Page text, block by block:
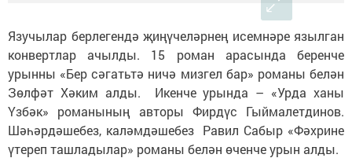
Язучылар берлегендә җиңүчеләрнең исемнәре язылган
конвертлар ачылды. 15 роман арасында беренче
урынны «Бер сәгатьтә ничә мизгел бар» романы белән
Зөлфәт Хәким алды. Икенче урында – «Урда ханы
Үзбәк» романының авторы Фирдүс Гыймалетдинов.
Шәһәрдәшебез, каләмдәшебез Равил Сабыр «Фәхрине
үтереп ташладылар» романы белән өченче урын алды.